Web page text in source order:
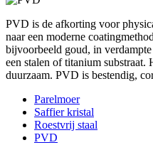
PVD is de afkorting voor
naar een moderne
bijvoorbeeld goud, in
een stalen of titanium substraat.
duurzaam. PVD is bestendig,
Parelmoer
Saffier kristal
Roestvrij staal
PVD